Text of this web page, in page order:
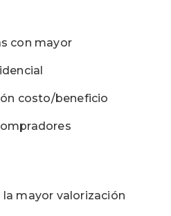
con mayor
costo/beneficio
mayor valorización